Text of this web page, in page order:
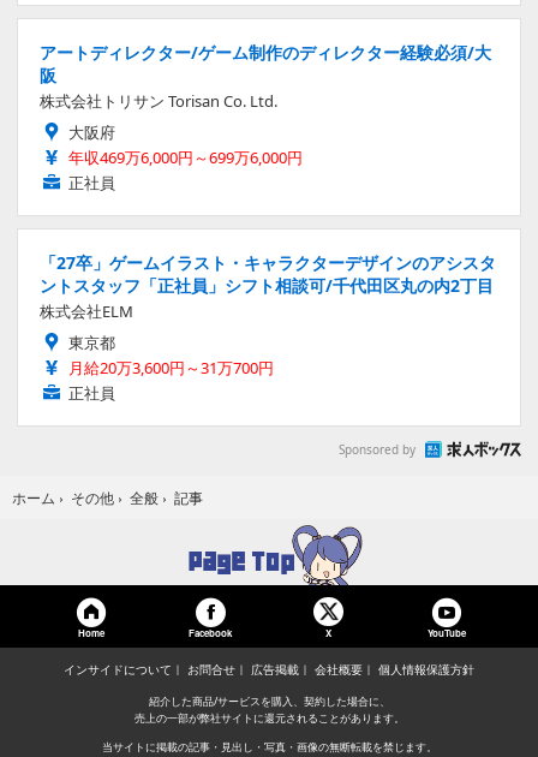
アートディレクター/ゲーム制作のディレクター経験必須/大
阪
株式会社トリサン Torisan Co. Ltd.
大阪府
年収469万6,000円～699万6,000円
正社員
「27卒」ゲームイラスト・キャラクターデザインのアシスタ
ントスタッフ「正社員」シフト相談可/千代田区丸の内2丁目
株式会社ELM
東京都
月給20万3,600円～31万700円
正社員
Sponsored by
ホーム › その他 › 全般 › 記事
Home Facebook X YouTube
インサイドについて お問合せ 広告掲載 会社概要 個人情報保護方針
紹介した商品/サービスを購入、契約した場合に、
売上の一部が弊社サイトに還元されることがあります。
当サイトに掲載の記事・見出し・写真・画像の無断転載を禁じます。